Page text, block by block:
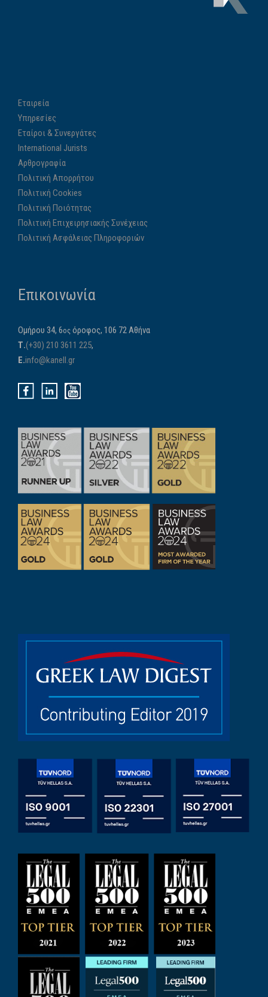
Εταιρεία
Υπηρεσίες
Εταίροι & Συνεργάτες
International Jurists
Αρθρογραφία
Πολιτική Απορρήτου
Πολιτική Cookies
Πολιτική Ποιότητας
Πολιτική Επιχειρησιακής Συνέχειας
Πολιτική Ασφάλειας Πληροφοριών
Επικοινωνία
Ομήρου 34, 6ος όροφος, 106 72 Αθήνα
Τ.(+30) 210 3611 225,
E.info@kanell.gr